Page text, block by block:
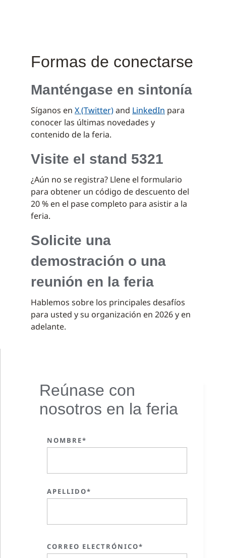
Formas de conectarse
Manténgase en sintonía
Síganos en X (Twitter)and LinkedIn para
conocer las últimas novedades y
contenido de la feria.
Visite el stand 5321
¿Aún no se registra? Llene el formulario
para obtener un código de descuento del
20 % en el pase completo para asistir a la
feria.
Solicite una
demostración o una
reunión en la feria
Hablemos sobre los principales desafíos
para usted y su organización en 2026 y en
adelante.
Reúnase con
nosotros en la feria
NOMBRE*
APELLIDO*
CORREO ELECTRÓNICO*